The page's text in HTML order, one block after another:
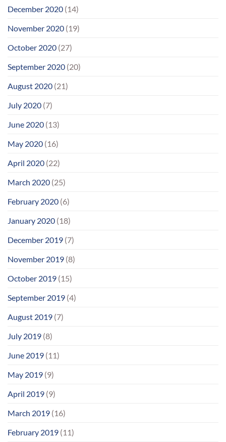
December 2020 (14)
November 2020 (19)
October 2020 (27)
September 2020 (20)
August 2020 (21)
July 2020 (7)
June 2020 (13)
May 2020 (16)
April 2020 (22)
March 2020 (25)
February 2020 (6)
January 2020 (18)
December 2019 (7)
November 2019 (8)
October 2019 (15)
September 2019 (4)
August 2019 (7)
July 2019 (8)
June 2019 (11)
May 2019 (9)
April 2019 (9)
March 2019 (16)
February 2019 (11)